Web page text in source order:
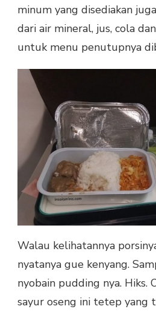
minum yang disediakan
dari air mineral, jus, cola
untuk menu penutupnya
Walau kelihatannya
nyatanya gue kenyang.
nyobain pudding nya. Hiks.
sayur oseng ini tetep yang